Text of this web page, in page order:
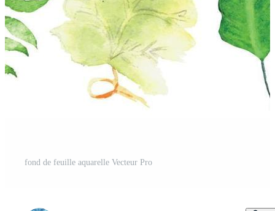
fond de feuille aquarelle Vecteur Pro